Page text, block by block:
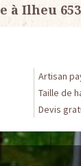
à Ilheu
Artisan
Taille de
Devis